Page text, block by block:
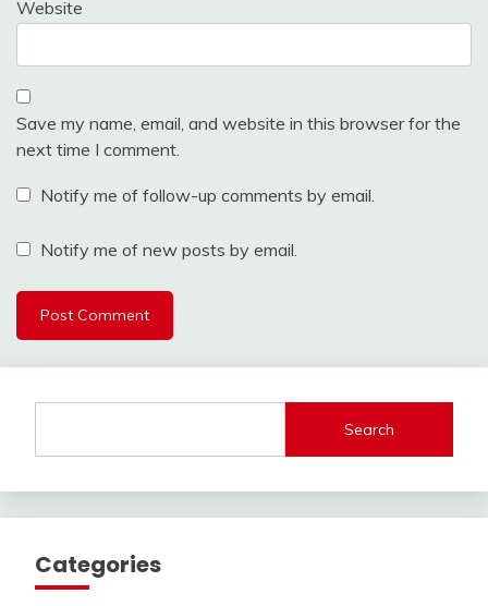
Website
Save my name, email, and website in this browser for the
next time I comment.
Notify me of follow-up comments by email.
Notify me of new posts by email.
Search
Categories